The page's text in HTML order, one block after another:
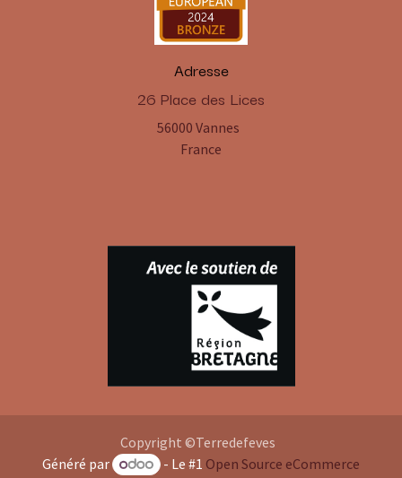
Adresse
​26 Place des Lices
56000 Vannes
France
Copyright ©Terredefeves
Généré par
- Le #1 Open Source eCommerce